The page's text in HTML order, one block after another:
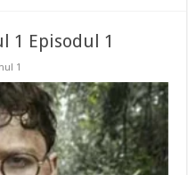
1 Episodul 1
1